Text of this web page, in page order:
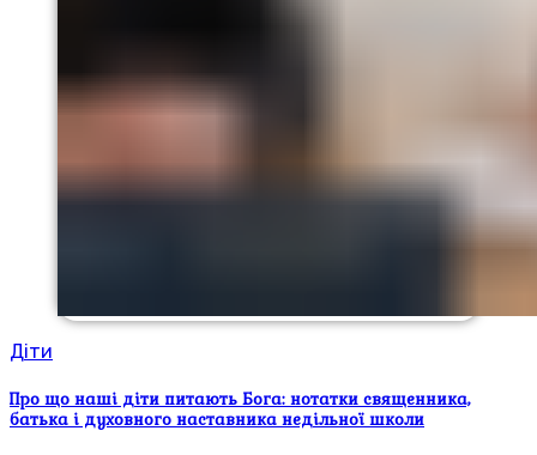
Діти
Про що наші діти питають Бога: нотатки священника,
батька і духовного наставника недільної школи